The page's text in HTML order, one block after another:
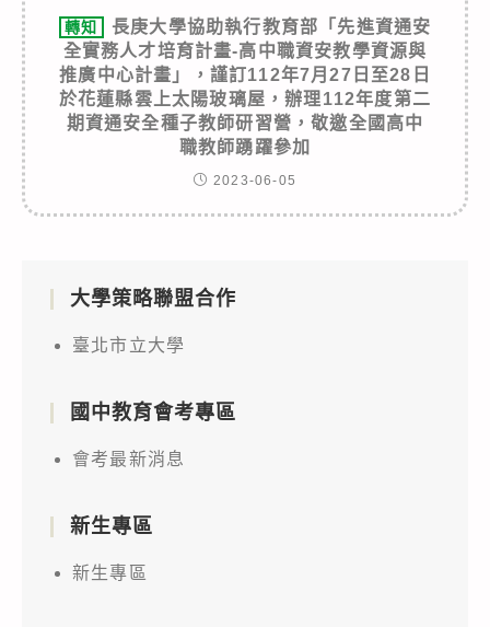
轉知
長庚大學協助執行教育部「先進資通安
全實務人才培育計畫-高中職資安教學資源與
推廣中心計畫」，謹訂112年7月27日至28日
於花蓮縣雲上太陽玻璃屋，辦理112年度第二
期資通安全種子教師研習營，敬邀全國高中
職教師踴躍參加
2023-06-05
大學策略聯盟合作
臺北市立大學
國中教育會考專區
會考最新消息
新生專區
新生專區